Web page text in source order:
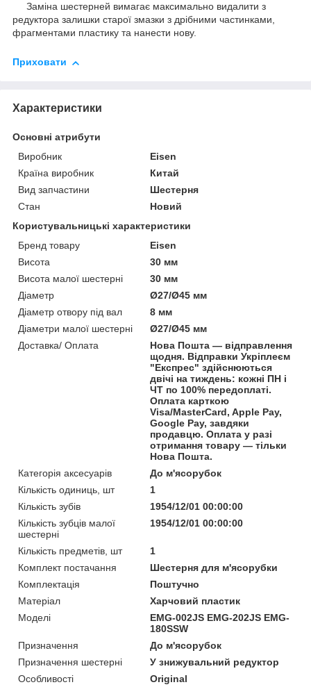
Заміна шестерней вимагає максимально видалити з
редуктора залишки старої змазки з дрібними частинками,
фрагментами пластику та нанести нову.
Приховати
Характеристики
Основні атрибути
Виробник
Eisen
Країна виробник
Китай
Вид запчастини
Шестерня
Стан
Новий
Користувальницькі характеристики
Бренд товару
Eisen
Висота
30 мм
Висота малої шестерні
30 мм
Діаметр
Ø27/Ø45 мм
Діаметр отвору під вал
8 мм
Діаметри малої шестерні
Ø27/Ø45 мм
Доставка/ Оплата
Нова Пошта — відправлення
щодня. Відправки Укріплеєм
"Експрес" здійснюються
двічі на тиждень: кожні ПН і
ЧТ по 100% передоплаті.
Оплата карткою
Visa/MasterCard, Apple Pay,
Google Pay, завдяки
продавцю. Оплата у разі
отримання товару — тільки
Нова Пошта.
Категорія аксесуарів
До м'ясорубок
Кількість одиниць, шт
1
Кількість зубів
1954/12/01 00:00:00
Кількість зубців малої
шестерні
1954/12/01 00:00:00
Кількість предметів, шт
1
Комплект постачання
Шестерня для м'ясорубки
Комплектація
Поштучно
Матеріал
Харчовий пластик
Моделі
EMG-002JS EMG-202JS EMG-
180SSW
Призначення
До м'ясорубок
Призначення шестерні
У знижувальний редуктор
Особливості
Original